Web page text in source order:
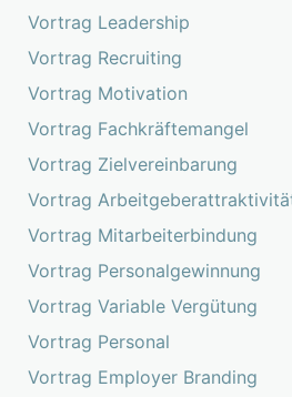
Vortrag Leadership
Vortrag Recruiting
Vortrag Motivation
Vortrag Fachkräftemangel
Vortrag Zielvereinbarung
Vortrag
Vortrag Mitarbeiterbindung
Vortrag Personalgewinnung
Vortrag Variable Vergütung
Vortrag Personal
Vortrag Employer Branding